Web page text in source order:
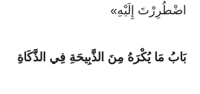
اضْطُرِرْتَ إِلَيْهِ»
بَابُ مَا يُكْرَهُ مِنَ الذَّبِيحَةِ فِي الذَّكَاةِ